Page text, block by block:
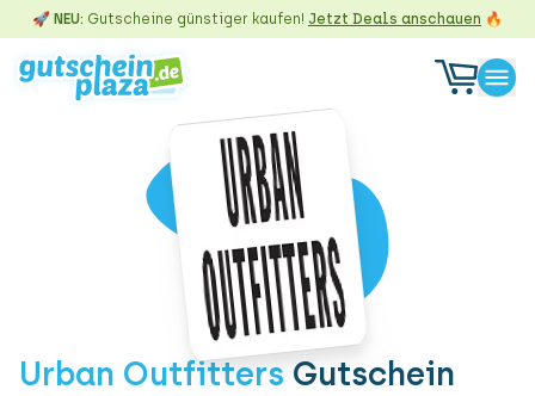
🚀 NEU: Gutscheine günstiger kaufen! Jetzt Deals anschauen 🔥
Urban Outfitters Gutschein